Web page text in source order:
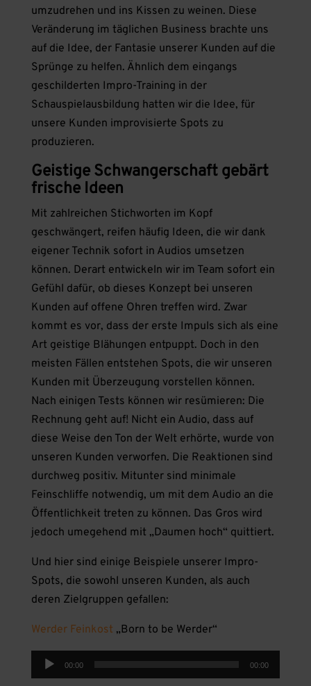
umzudrehen und ins Kissen zu weinen. Diese
Veränderung im täglichen Business brachte uns
auf die Idee, der Fantasie unserer Kunden auf die
Sprünge zu helfen. Ähnlich dem eingangs
geschilderten Impro-Training in der
Schauspielausbildung hatten wir die Idee, für
unsere Kunden improvisierte Spots zu
produzieren.
Geistige Schwangerschaft gebärt
frische Ideen
Mit zahlreichen Stichworten im Kopf
geschwängert, reifen häufig Ideen, die wir dank
eigener Technik sofort in Audios umsetzen
können. Derart entwickeln wir im Team sofort ein
Gefühl dafür, ob dieses Konzept bei unseren
Kunden auf offene Ohren treffen wird. Zwar
kommt es vor, dass der erste Impuls sich als eine
Art geistige Blähungen entpuppt. Doch in den
meisten Fällen entstehen Spots, die wir unseren
Kunden mit Überzeugung vorstellen können.
Nach einigen Tests können wir resümieren: Die
Rechnung geht auf! Nicht ein Audio, dass auf
diese Weise den Ton der Welt erhörte, wurde von
unseren Kunden verworfen. Die Reaktionen sind
durchweg positiv. Mitunter sind minimale
Feinschliffe notwendig, um mit dem Audio an die
Öffentlichkeit treten zu können. Das Gros wird
jedoch umegehend mit „Daumen hoch“ quittiert.
Und hier sind einige Beispiele unserer Impro-
Spots, die sowohl unseren Kunden, als auch
deren Zielgruppen gefallen:
Werder Feinkost „Born to be Werder“
Audio-
Player
00:00 00:00